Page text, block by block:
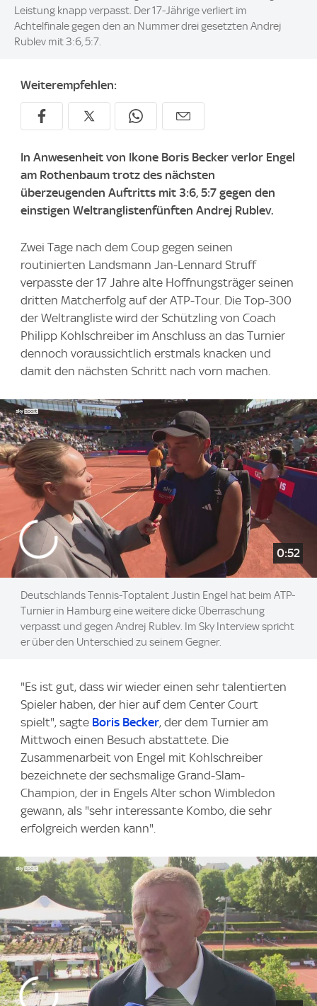
Leistung knapp verpasst. Der 17-Jährige verliert im
Achtelfinale gegen den an Nummer drei gesetzten Andrej
Rublev mit 3:6, 5:7.
Weiterempfehlen:
In Anwesenheit von Ikone Boris Becker verlor Engel
am Rothenbaum trotz des nächsten
überzeugenden Auftritts mit 3:6, 5:7 gegen den
einstigen Weltranglistenfünften Andrej Rublev.
Zwei Tage nach dem Coup gegen seinen
routinierten Landsmann Jan-Lennard Struff
verpasste der 17 Jahre alte Hoffnungsträger seinen
dritten Matcherfolg auf der ATP-Tour. Die Top-300
der Weltrangliste wird der Schützling von Coach
Philipp Kohlschreiber im Anschluss an das Turnier
dennoch voraussichtlich erstmals knacken und
damit den nächsten Schritt nach vorn machen.
0:52
Deutschlands Tennis-Toptalent Justin Engel hat beim ATP-
Turnier in Hamburg eine weitere dicke Überraschung
verpasst und gegen Andrej Rublev. Im Sky Interview spricht
er über den Unterschied zu seinem Gegner.
"Es ist gut, dass wir wieder einen sehr talentierten
Spieler haben, der hier auf dem Center Court
spielt", sagte Boris Becker, der dem Turnier am
Mittwoch einen Besuch abstattete. Die
Zusammenarbeit von Engel mit Kohlschreiber
bezeichnete der sechsmalige Grand-Slam-
Champion, der in Engels Alter schon Wimbledon
gewann, als "sehr interessante Kombo, die sehr
erfolgreich werden kann".